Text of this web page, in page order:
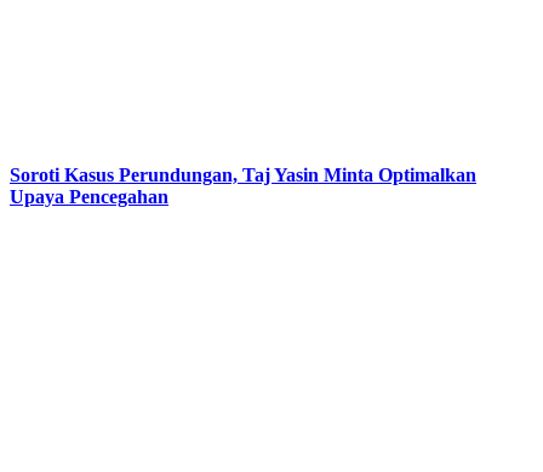
Soroti Kasus Perundungan, Taj Yasin Minta Optimalkan
Upaya Pencegahan